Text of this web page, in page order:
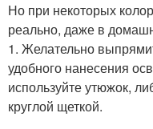
Но при некоторых
реально, даже в
1. Желательно
удобного нанесения
используйте утюжок,
круглой щеткой.